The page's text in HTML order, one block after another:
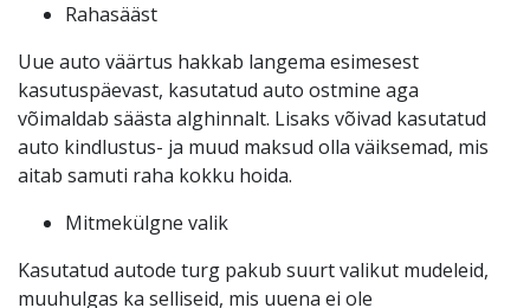
Rahasääst
Uue auto väärtus hakkab langema esimesest
kasutuspäevast, kasutatud auto ostmine aga
võimaldab säästa alghinnalt. Lisaks võivad kasutatud
auto kindlustus- ja muud maksud olla väiksemad, mis
aitab samuti raha kokku hoida.
Mitmekülgne valik
Kasutatud autode turg pakub suurt valikut mudeleid,
muuhulgas ka selliseid, mis uuena ei ole